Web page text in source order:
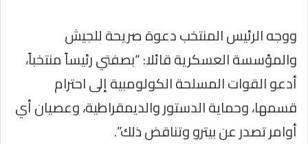
ووجه الرئيس المنتخب دعوة صريحة للجيش
والمؤسسة العسكرية قائلا: “بصفتي رئيساً منتخباً،
أدعو القوات المسلحة الكولومبية إلى احترام
قسمها، وحماية الدستور والديمقراطية، وعصيان أي
أوامر تصدر عن بيترو وتناقض ذلك”.